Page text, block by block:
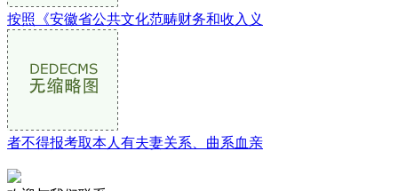
按照《安徽省公共文化范畴财务和收入义
者不得报考取本人有夫妻关系、曲系血亲